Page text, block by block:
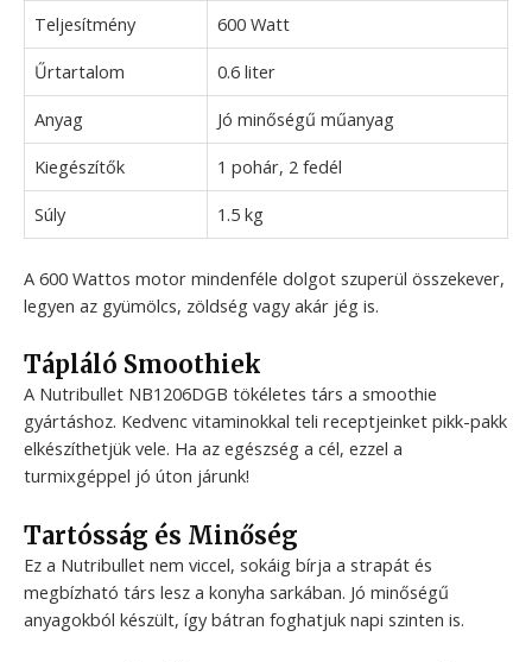
Teljesítmény
600 Watt
Űrtartalom
0.6 liter
Anyag
Jó minőségű műanyag
Kiegészítők
1 pohár, 2 fedél
Súly
1.5 kg
A 600 Wattos motor mindenféle dolgot szuperül összekever,
legyen az gyümölcs, zöldség vagy akár jég is.
Tápláló Smoothiek
A Nutribullet NB1206DGB tökéletes társ a smoothie
gyártáshoz. Kedvenc vitaminokkal teli receptjeinket pikk-pakk
elkészíthetjük vele. Ha az egészség a cél, ezzel a
turmixgéppel jó úton járunk!
Tartósság és Minőség
Ez a Nutribullet nem viccel, sokáig bírja a strapát és
megbízható társ lesz a konyha sarkában. Jó minőségű
anyagokból készült, így bátran foghatjuk napi szinten is.